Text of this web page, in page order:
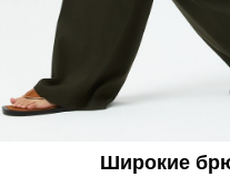
Широкие